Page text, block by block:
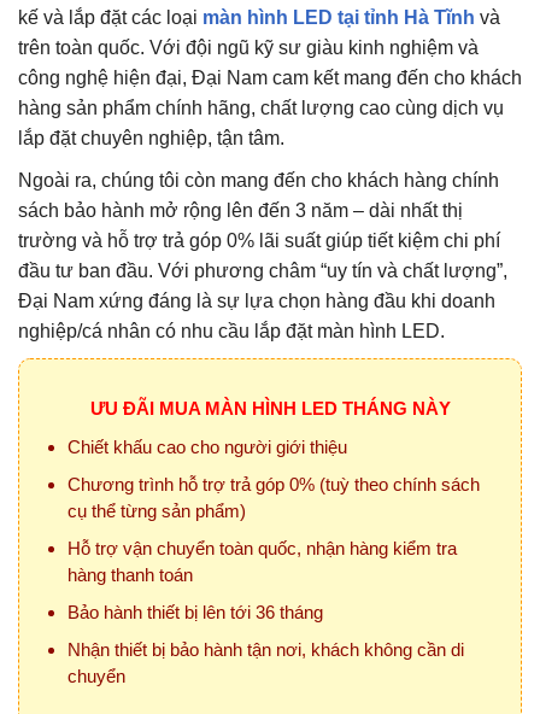
kế và lắp đặt các loại màn hình LED tại tỉnh Hà Tĩnh và
trên toàn quốc. Với đội ngũ kỹ sư giàu kinh nghiệm và
công nghệ hiện đại, Đại Nam cam kết mang đến cho khách
hàng sản phẩm chính hãng, chất lượng cao cùng dịch vụ
lắp đặt chuyên nghiệp, tận tâm.
Ngoài ra, chúng tôi còn mang đến cho khách hàng chính
sách bảo hành mở rộng lên đến 3 năm – dài nhất thị
trường và hỗ trợ trả góp 0% lãi suất giúp tiết kiệm chi phí
đầu tư ban đầu. Với phương châm “uy tín và chất lượng”,
Đại Nam xứng đáng là sự lựa chọn hàng đầu khi doanh
nghiệp/cá nhân có nhu cầu lắp đặt màn hình LED.
ƯU ĐÃI MUA MÀN HÌNH LED THÁNG NÀY
Chiết khấu cao cho người giới thiệu
Chương trình hỗ trợ trả góp 0% (tuỳ theo chính sách
cụ thể từng sản phẩm)
Hỗ trợ vận chuyển toàn quốc, nhận hàng kiểm tra
hàng thanh toán
Bảo hành thiết bị lên tới 36 tháng
Nhận thiết bị bảo hành tận nơi, khách không cần di
chuyển